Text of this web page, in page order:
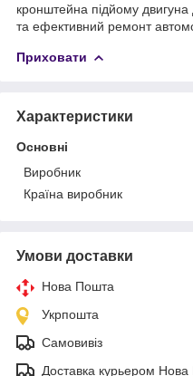
кронштейна підйому
та ефективний ремонт
Приховати
Характеристики
Основні
Виробник
Країна виробник
Умови доставки
Нова Пошта
Укрпошта
Самовивіз
Доставка курьером